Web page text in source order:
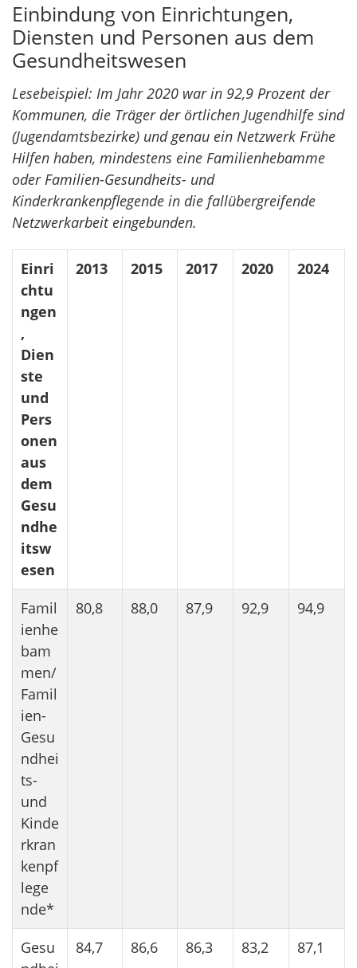
Einbindung von Einrichtungen,
Diensten und Personen aus dem
Gesundheitswesen
Lesebeispiel: Im Jahr 2020 war in 92,9 Prozent der
Kommunen, die Träger der örtlichen Jugendhilfe sind
(Jugendamtsbezirke) und genau ein Netzwerk Frühe
Hilfen haben, mindestens eine Familienhebamme
oder Familien-Gesundheits- und
Kinderkrankenpflegende in die fallübergreifende
Netzwerkarbeit eingebunden.
Einri
chtu
ngen
,
Dien
ste
und
Pers
onen
aus
dem
Gesu
ndhe
itsw
esen
2013 2015 2017 2020 2024
Famil
ienhe
bam
men/
Famil
ien-
Gesu
ndhei
ts-
und
Kinde
rkran
kenpf
lege
nde*
80,8 88,0 87,9 92,9 94,9
Gesu
84,7 86,6 86,3 83,2 87,1